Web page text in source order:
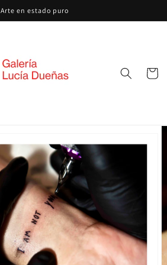
Arte en estado puro
Carrito